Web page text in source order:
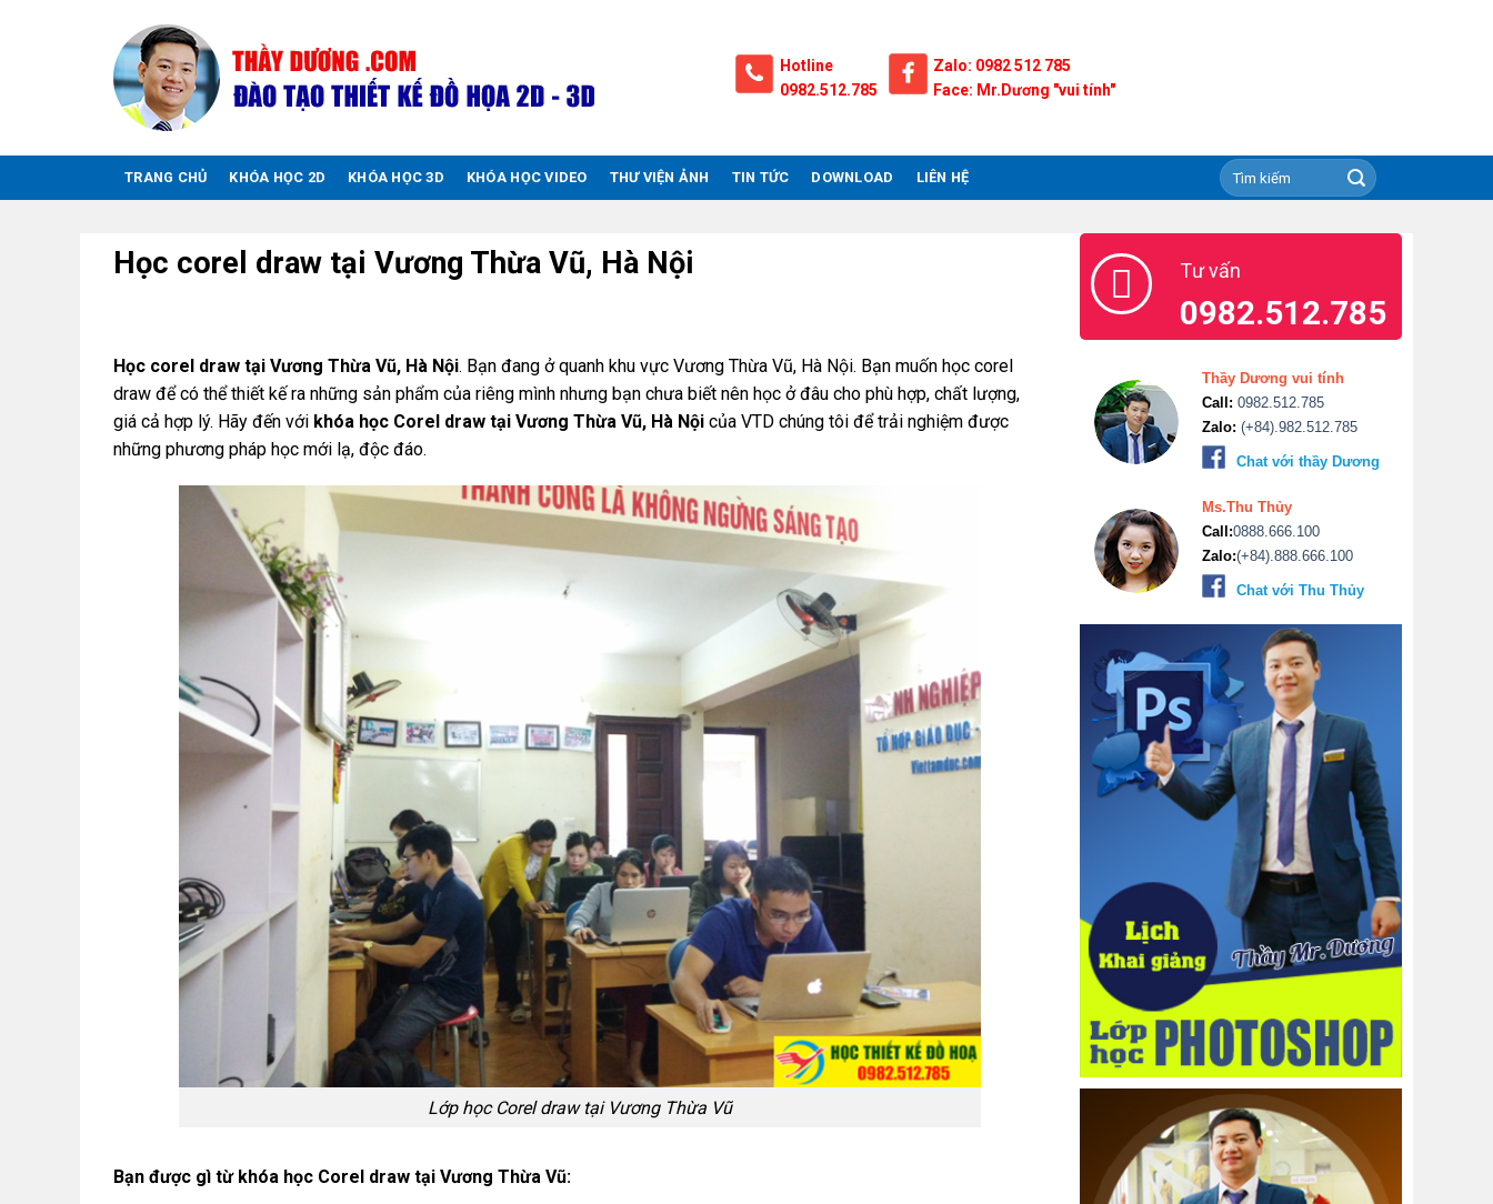
Hotline
0982.512.785
Zalo: 0982 512 785
Face: Mr.Dương "vui tính"
TRANG CHỦ KHÓA HỌC 2D KHÓA HỌC 3D KHÓA HỌC VIDEO THƯ VIỆN ẢNH TIN TỨC DOWNLOAD LIÊN HỆ
Học corel draw tại Vương Thừa Vũ, Hà Nội
Học corel draw tại Vương Thừa Vũ, Hà Nội. Bạn đang ở quanh khu vực Vương Thừa Vũ, Hà Nội. Bạn muốn học corel
draw để có thể thiết kế ra những sản phẩm của riêng mình nhưng bạn chưa biết nên học ở đâu cho phù hợp, chất lượng,
giá cả hợp lý. Hãy đến với khóa học Corel draw tại Vương Thừa Vũ, Hà Nội của VTD chúng tôi để trải nghiệm được
những phương pháp học mới lạ, độc đáo.
Lớp học Corel draw tại Vương Thừa Vũ
Bạn được gì từ khóa học Corel draw tại Vương Thừa Vũ:
Tư vấn
0982.512.785
Thầy Dương vui tính
Call: 0982.512.785
Zalo: (+84).982.512.785
Chat với thầy Dương
Ms.Thu Thủy
Call:0888.666.100
Zalo:(+84).888.666.100
Chat với Thu Thủy